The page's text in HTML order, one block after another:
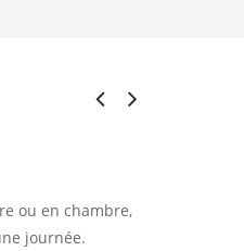
ou en chambre,
journée.